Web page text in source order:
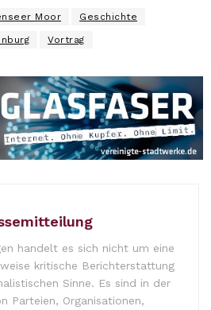
Moor Geschichte
Vortrag
handelt es sich nicht um eine
kritische Berichterstattung
Sinne. Es sind in der
Parteien, Organisationen,